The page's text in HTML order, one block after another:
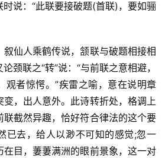
说：“此联要接破题(首联)，要如骊
叙仙人乘鹤传说，颔联与破题相接相
颈联之“转”说：“与前联之意相避，
观者惊愕。”疾雷之喻，意在说明章
，出人意外。此诗转折处，格调上
联截然异趣，恰好符合律法的这个要
已去，给人以渺不可知的感觉;忽一
在目，萋萋满洲的眼前景象，这一对